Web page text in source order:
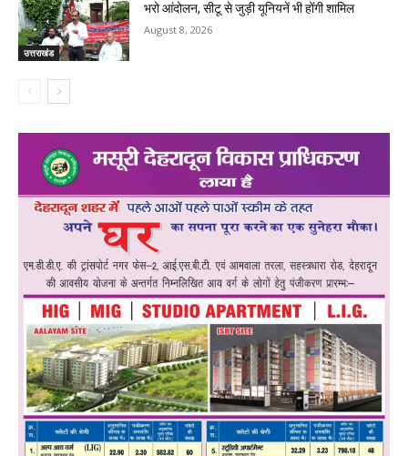
उत्तराखंड
भरो आंदोलन, सीटू से जुड़ी यूनियनें भी होंगी शामिल
August 8, 2026